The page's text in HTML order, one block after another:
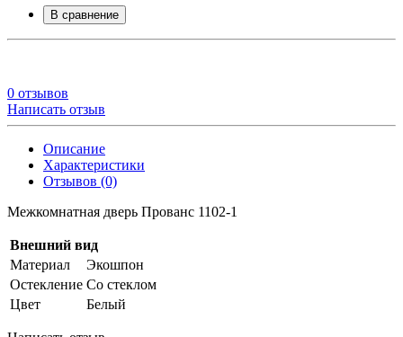
В сравнение
0 отзывов
Написать отзыв
Описание
Характеристики
Отзывов (0)
Межкомнатная дверь Прованс 1102-1
Внешний вид
Материал
Экошпон
Остекление Со стеклом
Цвет
Белый